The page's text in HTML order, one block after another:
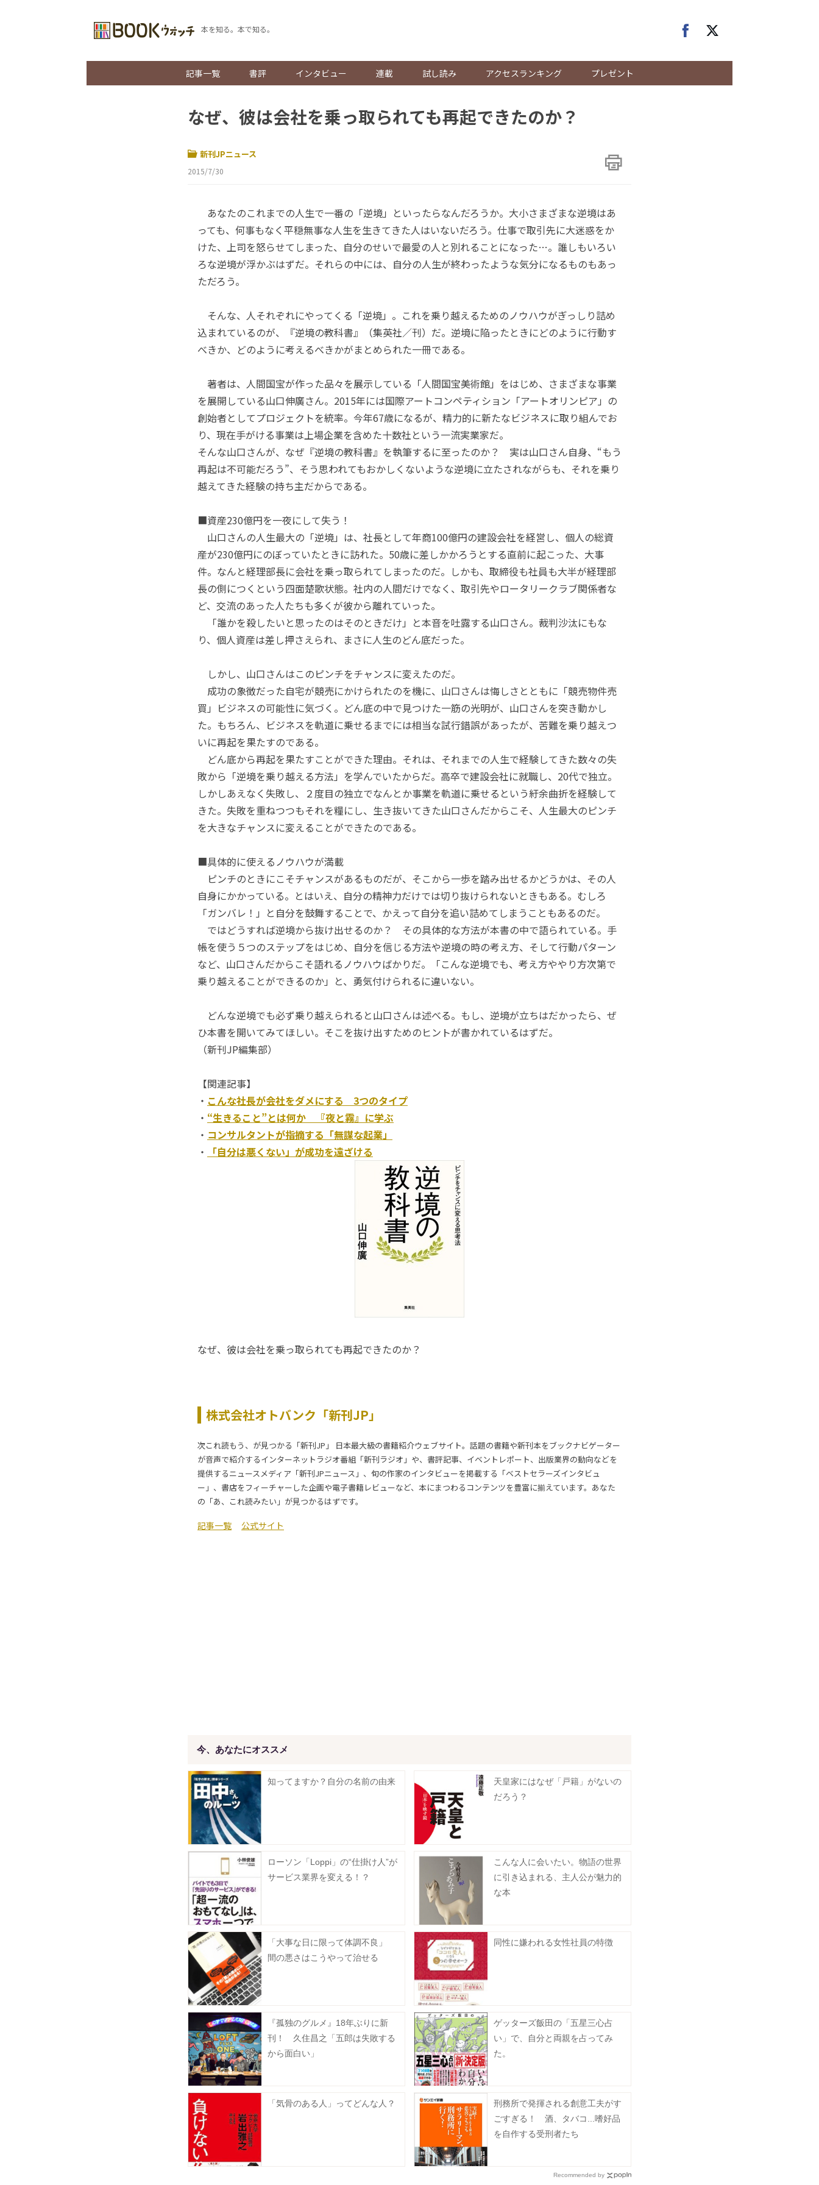
本を知る。本で知る。
記事一覧 書評 インタビュー 連載 試し読み アクセスランキング プレゼント
なぜ、彼は会社を乗っ取られても再起できたのか？
新刊JPニュース
2015/7/30
あなたのこれまでの人生で一番の「逆境」といったらなんだろうか。大小さまざまな逆境はあ
っても、何事もなく平穏無事な人生を生きてきた人はいないだろう。仕事で取引先に大迷惑をか
けた、上司を怒らせてしまった、自分のせいで最愛の人と別れることになった…。誰しもいろい
ろな逆境が浮かぶはずだ。それらの中には、自分の人生が終わったような気分になるものもあっ
ただろう。
そんな、人それぞれにやってくる「逆境」。これを乗り越えるためのノウハウがぎっしり詰め
込まれているのが、『逆境の教科書』（集英社／刊）だ。逆境に陥ったときにどのように行動す
べきか、どのように考えるべきかがまとめられた一冊である。
著者は、人間国宝が作った品々を展示している「人間国宝美術館」をはじめ、さまざまな事業
を展開している山口伸廣さん。2015年には国際アートコンペティション「アートオリンピア」の
創始者としてプロジェクトを統率。今年67歳になるが、精力的に新たなビジネスに取り組んでお
り、現在手がける事業は上場企業を含めた十数社という一流実業家だ。
そんな山口さんが、なぜ『逆境の教科書』を執筆するに至ったのか？ 実は山口さん自身、“もう
再起は不可能だろう”、そう思われてもおかしくないような逆境に立たされながらも、それを乗り
越えてきた経験の持ち主だからである。
■資産230億円を一夜にして失う！
山口さんの人生最大の「逆境」は、社長として年商100億円の建設会社を経営し、個人の総資
産が230億円にのぼっていたときに訪れた。50歳に差しかかろうとする直前に起こった、大事
件。なんと経理部長に会社を乗っ取られてしまったのだ。しかも、取締役も社員も大半が経理部
長の側につくという四面楚歌状態。社内の人間だけでなく、取引先やロータリークラブ関係者な
ど、交流のあった人たちも多くが彼から離れていった。
「誰かを殺したいと思ったのはそのときだけ」と本音を吐露する山口さん。裁判沙汰にもな
り、個人資産は差し押さえられ、まさに人生のどん底だった。
しかし、山口さんはこのピンチをチャンスに変えたのだ。
成功の象徴だった自宅が競売にかけられたのを機に、山口さんは悔しさとともに「競売物件売
買」ビジネスの可能性に気づく。どん底の中で見つけた一筋の光明が、山口さんを突き動かし
た。もちろん、ビジネスを軌道に乗せるまでには相当な試行錯誤があったが、苦難を乗り越えつ
いに再起を果たすのである。
どん底から再起を果たすことができた理由。それは、それまでの人生で経験してきた数々の失
敗から「逆境を乗り越える方法」を学んでいたからだ。高卒で建設会社に就職し、20代で独立。
しかしあえなく失敗し、２度目の独立でなんとか事業を軌道に乗せるという紆余曲折を経験して
きた。失敗を重ねつつもそれを糧にし、生き抜いてきた山口さんだからこそ、人生最大のピンチ
を大きなチャンスに変えることができたのである。
■具体的に使えるノウハウが満載
ピンチのときにこそチャンスがあるものだが、そこから一歩を踏み出せるかどうかは、その人
自身にかかっている。とはいえ、自分の精神力だけでは切り抜けられないときもある。むしろ
「ガンバレ！」と自分を鼓舞することで、かえって自分を追い詰めてしまうこともあるのだ。
ではどうすれば逆境から抜け出せるのか？ その具体的な方法が本書の中で語られている。手
帳を使う５つのステップをはじめ、自分を信じる方法や逆境の時の考え方、そして行動パターン
など、山口さんだからこそ語れるノウハウばかりだ。「こんな逆境でも、考え方ややり方次第で
乗り越えることができるのか」と、勇気付けられるに違いない。
どんな逆境でも必ず乗り越えられると山口さんは述べる。もし、逆境が立ちはだかったら、ぜ
ひ本書を開いてみてほしい。そこを抜け出すためのヒントが書かれているはずだ。
（新刊JP編集部）
【関連記事】
・ こんな社長が会社をダメにする 3つのタイプ
・ “生きること”とは何か 『夜と霧』に学ぶ
・ コンサルタントが指摘する「無謀な起業」
・
「自分は悪くない」が成功を遠ざける
なぜ、彼は会社を乗っ取られても再起できたのか？
株式会社オトバンク「新刊JP」
次これ読もう、が見つかる「新刊JP」 日本最大級の書籍紹介ウェブサイト。話題の書籍や新刊本をブックナビゲーター
が音声で紹介するインターネットラジオ番組「新刊ラジオ」や、書評記事、イベントレポート、出版業界の動向などを
提供するニュースメディア「新刊JPニュース」、旬の作家のインタビューを掲載する「ベストセラーズインタビュ
ー」、書店をフィーチャーした企画や電子書籍レビューなど、本にまつわるコンテンツを豊富に揃えています。あなた
の「あ、これ読みたい」が見つかるはずです。
記事一覧 公式サイト
今、あなたにオススメ
知ってますか？自分の名前の由来
天皇家にはなぜ「戸籍」がないの
だろう？
ローソン「Loppi」の“仕掛け人”が
サービス業界を変える！？
こんな人に会いたい。物語の世界
に引き込まれる、主人公が魅力的
な本
「大事な日に限って体調不良」
間の悪さはこうやって治せる
同性に嫌われる女性社員の特徴
『孤独のグルメ』18年ぶりに新
刊！ 久住昌之「五郎は失敗する
から面白い」
ゲッターズ飯田の「五星三心占
い」で、自分と両親を占ってみ
た。
「気骨のある人」ってどんな人？
刑務所で発揮される創意工夫がす
ごすぎる！ 酒、タバコ...嗜好品
を自作する受刑者たち
Recommended by